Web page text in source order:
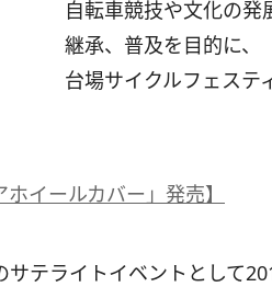
自転車競技や文化の発
継承、普及を目的に、
台場サイクルフェステ
イールカバー」発売】
テライトイベントとして